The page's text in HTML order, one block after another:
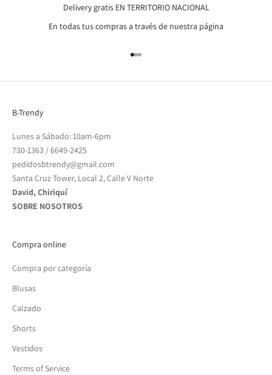
Delivery gratis EN TERRITORIO NACIONAL
En todas tus compras a través de nuestra página
Go to item 1
Go to item 2
Go to item 3
B-Trendy
Lunes a Sábado: 10am-6pm
730-1363 /6649-2425
pedidosbtrendy@gmail.com
Santa Cruz Tower, Local 2, Calle V Norte
David, Chiriquí
SOBRE NOSOTROS
Compra online
Compra por categoría
Blusas
Calzado
Shorts
Vestidos
Terms of Service